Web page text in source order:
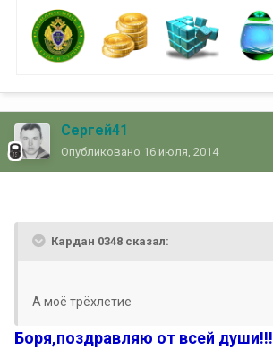
Сергей41
Опубликовано 16 июля, 2014
Кардан 0348 сказал:
А моё трёхлетие
Боря,поздравляю от всей души!!!